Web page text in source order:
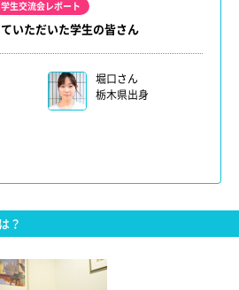
学生交流会レポート
いただいた学生の皆さん
堀口さん
栃木県出身
？